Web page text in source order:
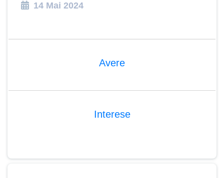
14 Mai 2024
Avere
Interese